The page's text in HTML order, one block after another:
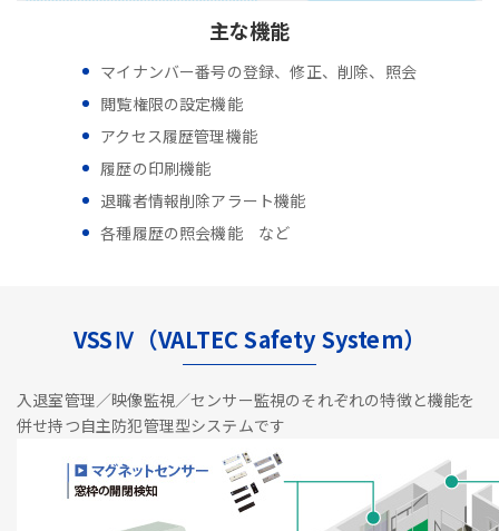
主な機能
マイナンバー番号の登録、修正、削除、照会
閲覧権限の設定機能
アクセス履歴管理機能
履歴の印刷機能
退職者情報削除アラート機能
各種履歴の照会機能 など
VSSⅣ（VALTEC Safety System）
入退室管理／映像監視／センサー監視のそれぞれの特徴と機能を
併せ持つ自主防犯管理型システムです